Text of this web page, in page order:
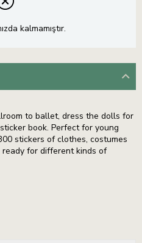
kalmamıştır.
to ballet, dress the dolls for
book. Perfect for young
stickers of clothes, costumes
for different kinds of